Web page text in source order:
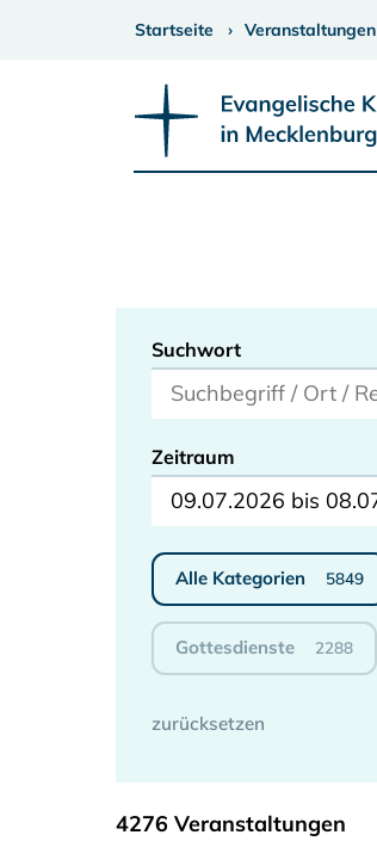
Startseite Veranstaltungen
Suchwort
Zeitraum
09.07.2026 bis
Alle Kategorien 5849
Gottesdienste 2288
4276 Veranstaltungen